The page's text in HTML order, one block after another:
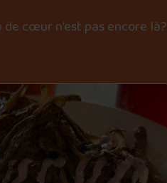
cœur n’est pas encore là?